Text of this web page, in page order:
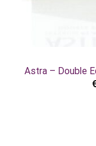
Astra – Double